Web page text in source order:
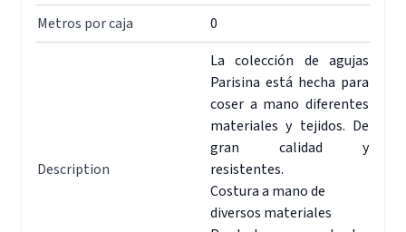
Metros por caja 0
Description
La colección de agujas
Parisina está hecha para
coser a mano diferentes
materiales y tejidos. De
gran calidad y
resistentes.
Costura a mano de
diversos materiales